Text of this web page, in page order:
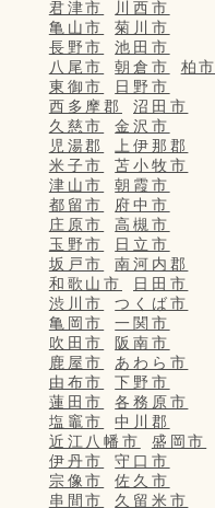
君津市
川西市
亀山市
菊川市
長野市
池田市
八尾市
朝倉市
柏市
東御市
日野市
西多摩郡
沼田市
久慈市
金沢市
児湯郡
上伊那郡
米子市
苫小牧市
津山市
朝霞市
都留市
府中市
庄原市
高槻市
玉野市
日立市
坂戸市
南河内郡
和歌山市
日田市
渋川市
つくば市
亀岡市
一関市
吹田市
阪南市
鹿屋市
あわら市
由布市
下野市
蓮田市
各務原市
塩竈市
中川郡
近江八幡市
盛岡市
伊丹市
守口市
宗像市
佐久市
串間市
久留米市